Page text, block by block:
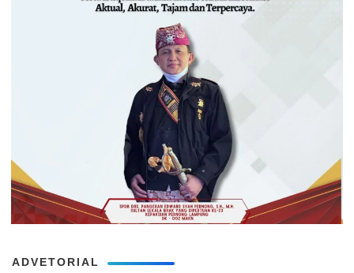
ADVETORIAL